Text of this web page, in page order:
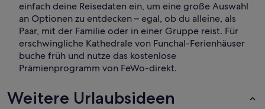
einfach deine Reisedaten ein, um eine große Auswahl
an Optionen zu entdecken – egal, ob du alleine, als
Paar, mit der Familie oder in einer Gruppe reist. Für
erschwingliche Kathedrale von Funchal-Ferienhäuser
buche früh und nutze das kostenlose
Prämienprogramm von FeWo-direkt.
Weitere Urlaubsideen